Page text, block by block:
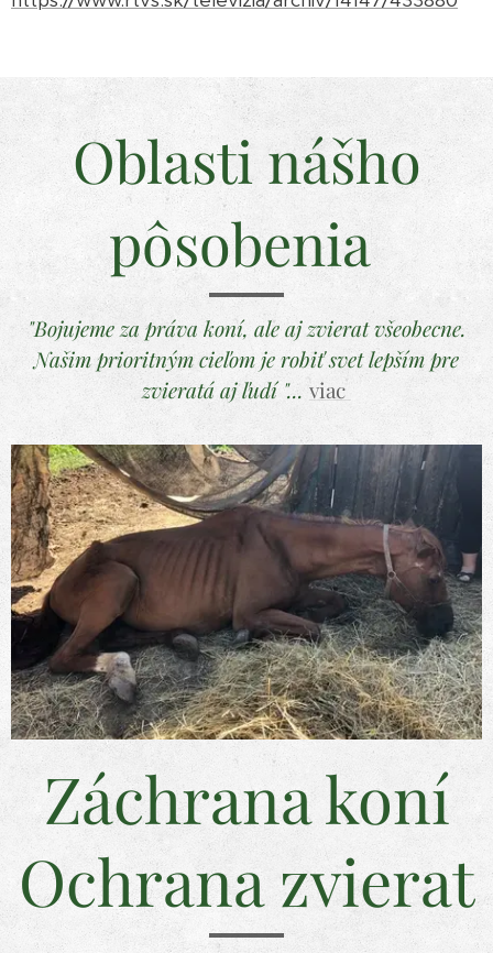
Oblasti nášho
pôsobenia
"Bojujeme za práva koní, ale aj zvierat všeobecne.
Našim prioritným cieľom je robiť svet lepším pre
zvieratá aj ľudí "... viac
Záchrana koní
Ochrana zvierat